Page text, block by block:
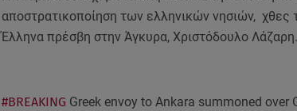
αποστρατικοποίηση των ελληνικών νησιών, χθες
Έλληνα πρέσβη στην Άγκυρα, Χριστόδουλο Λάζαρη.
#BREAKING Greek envoy to Ankara summoned over